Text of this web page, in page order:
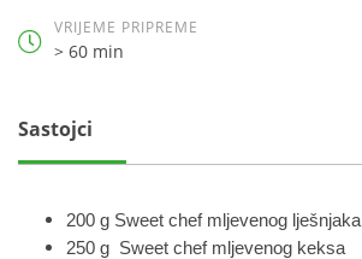
VRIJEME PRIPREME
> 60 min
Sastojci
200 g Sweet chef mljevenog lješnjaka
250 g Sweet chef mljevenog keksa